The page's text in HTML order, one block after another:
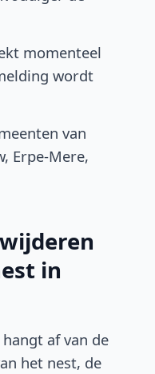
momenteel
wordt
van
Erpe-Mere,
in
af van de
het nest, de